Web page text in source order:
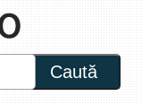
Caută